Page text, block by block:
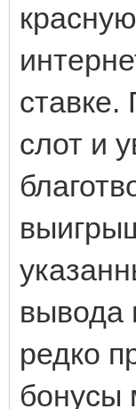
ставке.
слот и
вывода
редко
бонусы